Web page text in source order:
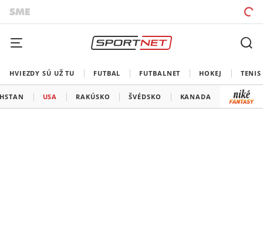
HVIEZDY SÚ UŽ TU FUTBAL FUTBALNET HOKEJ TENIS
USA RAKÚSKO ŠVÉDSKO KANADA FÍNSKO